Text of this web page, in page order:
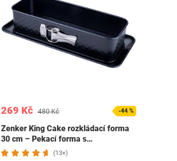
269 Kč 480 Kč -44 %
Zenker King Cake rozkládací forma
30 cm – Pekací forma s…
(13×)